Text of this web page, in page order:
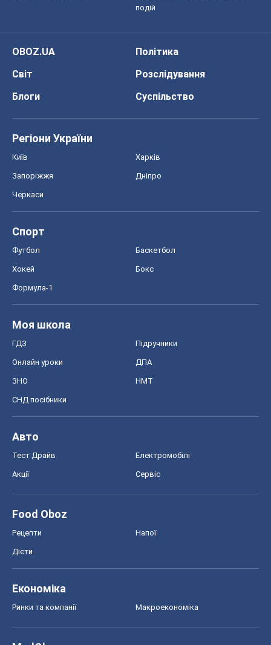
подій
OBOZ.UA
Політика
Світ
Розслідування
Блоги
Суспільство
Регіони України
Київ Харків
Запоріжжя Дніпро
Черкаси
Спорт
Футбол Баскетбол
Хокей Бокс
Формула-1
Моя школа
ГДЗ Підручники
Онлайн уроки ДПА
ЗНО НМТ
СНД посібники
Авто
Тест Драйв Електромобілі
Акції Сервіс
Food Oboz
Рецепти Напої
Дієти
Економіка
Ринки та компанії Макроекономіка